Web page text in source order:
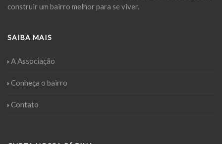
construir um bairro melhor para se viver.
SAIBA MAIS
A Associação
Conheça o bairro
Contato